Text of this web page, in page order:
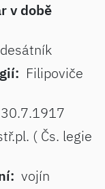
v době
desátník
Filipoviče
30.7.1917
( Čs. legie
vojín